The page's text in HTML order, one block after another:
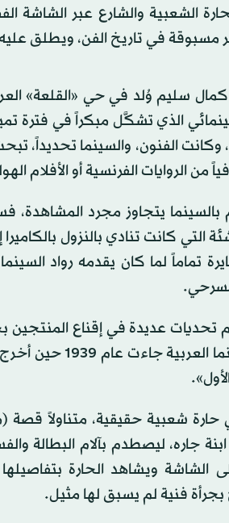
الشعبية والشارع عبر
مسبوقة في تاريخ الفن، ويطلق
الذي تشكَّل مبكراً في
وكانت الفنون، والسينما تحديداً،
الروايات الفرنسية أو الأفلام
يتجاوز مجرد المشاهدة،
التي كانت تنادي بالنزول
تماماً لما كان يقدمه رواد
تحديات عديدة في إقناع المنتجين
والأهم في
حارة شعبية حقيقية، متناولاً
جاره، ليصطدم بآلام البطالة
ويشاهد الحارة
فنية لم يسبق لها مثيل.